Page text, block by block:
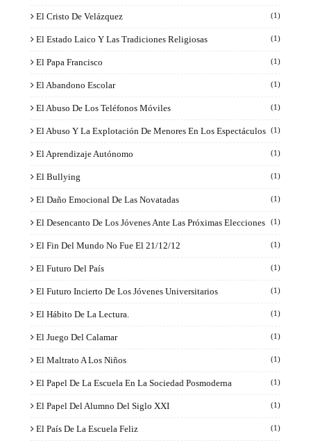
El Cristo De Velázquez (1)
El Estado Laico Y Las Tradiciones Religiosas (1)
El Papa Francisco (1)
El Abandono Escolar (1)
El Abuso De Los Teléfonos Móviles (1)
El Abuso Y La Explotación De Menores En Los Espectáculos (1)
El Aprendizaje Autónomo (1)
El Bullying (1)
El Daño Emocional De Las Novatadas (1)
El Desencanto De Los Jóvenes Ante Las Próximas Elecciones (1)
El Fin Del Mundo No Fue El 21/12/12 (1)
El Futuro Del País (1)
El Futuro Incierto De Los Jóvenes Universitarios (1)
El Hábito De La Lectura. (1)
El Juego Del Calamar (1)
El Maltrato A Los Niños (1)
El Papel De La Escuela En La Sociedad Posmoderna (1)
El Papel Del Alumno Del Siglo XXI (1)
El País De La Escuela Feliz (1)